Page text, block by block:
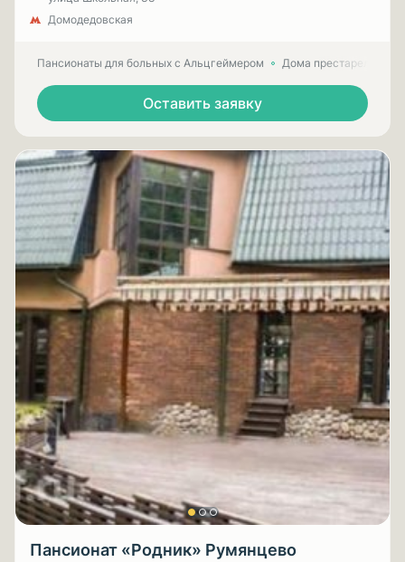
Домодедовская
Пансионаты для больных с Альцгеймером Дома престарелых
Оставить заявку
Пансионат «Родник» Румянцево